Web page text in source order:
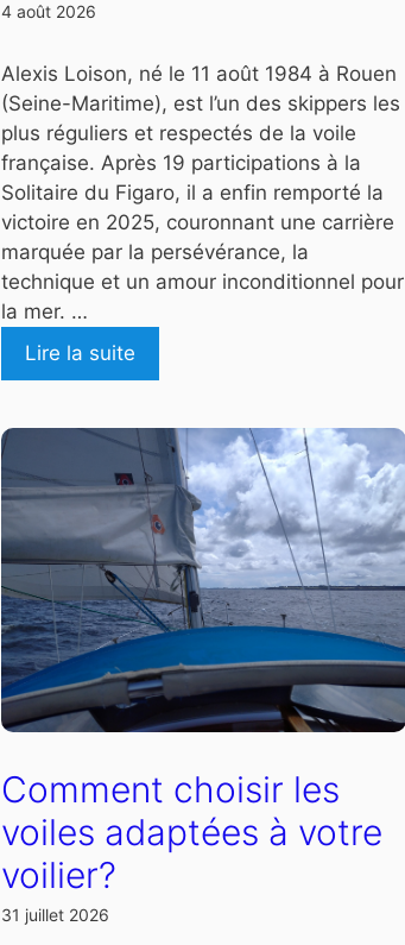
4 août 2026
Alexis Loison, né le 11 août 1984 à Rouen
(Seine-Maritime), est l’un des skippers les
plus réguliers et respectés de la voile
française. Après 19 participations à la
Solitaire du Figaro, il a enfin remporté la
victoire en 2025, couronnant une carrière
marquée par la persévérance, la
technique et un amour inconditionnel pour
la mer. …
Lire la suite
Comment choisir les
voiles adaptées à votre
voilier?
31 juillet 2026